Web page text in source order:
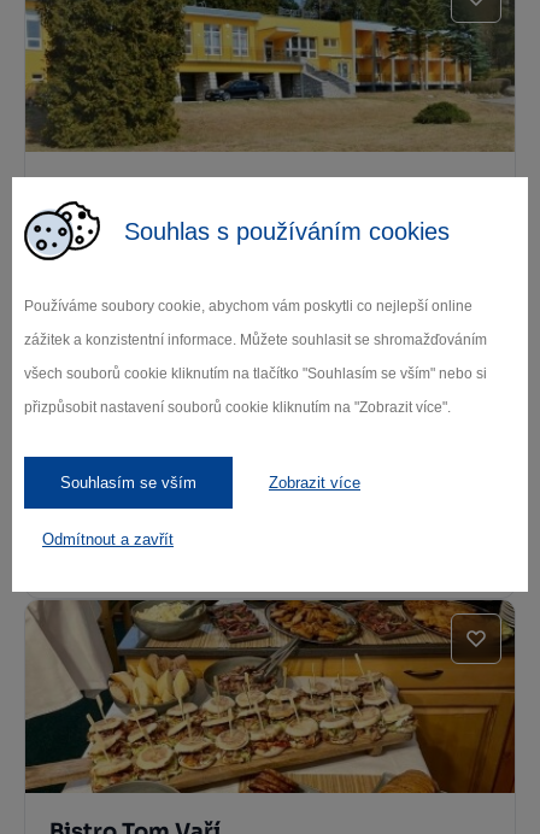
Souhlas s používáním cookies
Používáme soubory cookie, abychom vám poskytli co nejlepší online
zážitek a konzistentní informace. Můžete souhlasit se shromažďováním
všech souborů cookie kliknutím na tlačítko "Souhlasím se vším" nebo si
přizpůsobit nastavení souborů cookie kliknutím na "Zobrazit více".
Souhlasím se vším Zobrazit více
Odmítnout a zavřít
Sázava
Restaurace Penzion Najdek